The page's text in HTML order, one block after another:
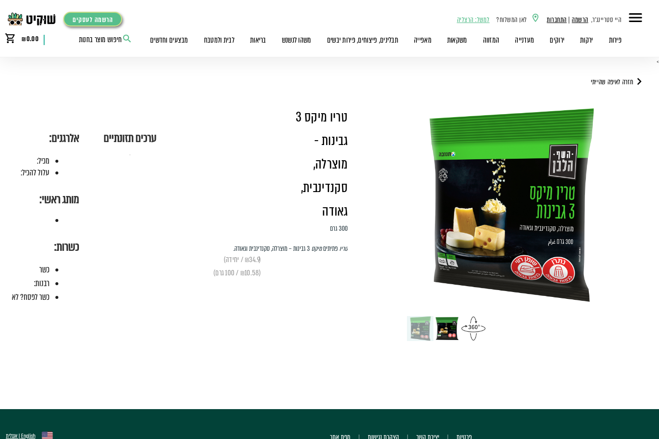
היי סטריינג'ר, הרשמה| התחברות לאן המשלוח? למשל: הרצליה הרשמה לעסקים
פירות ירקות ירוקים מעדנייה המזווה משקאות מאפייה תבלינים, פיצוחים, פירות יבשים משהו לנשנש בריאות לבית ולמטבח מבצעים וחדשים ₪0.00
>
חזרה לאיפה שהייתי
טריו מיקס 3
גבינות -
מוצרלה,
סקנדינבית,
גאודה
300 גרם
טריו פתיתיםמיקס
(₪34.9 / יחידה)
(₪10.58 / 100 גרם)
ערכים תזונתיים אלרגנים:
מכיל:
עלול להכיל:
מותג ראשי:
כשרות:
כשר
רבנות:
כשר לפסח? לא
English | אנגלית